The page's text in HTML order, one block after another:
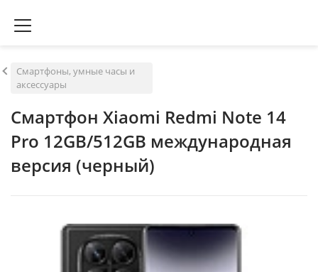
Смартфоны, умные часы и
аксессуары
Смартфон Xiaomi Redmi Note 14
Pro 12GB/512GB международная
версия (черный)